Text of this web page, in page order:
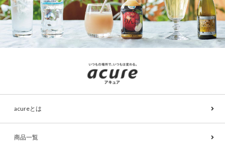
acureとは
商品一覧